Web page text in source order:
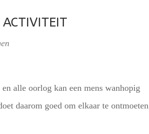
alle oorlog kan een mens wanhopig
daarom goed om elkaar te ontmoeten